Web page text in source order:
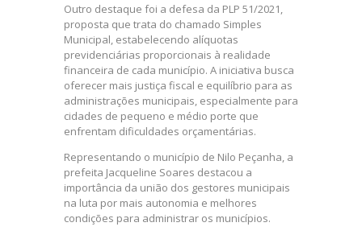
Outro destaque foi a defesa da PLP 51/2021,
proposta que trata do chamado Simples
Municipal, estabelecendo alíquotas
previdenciárias proporcionais à realidade
financeira de cada município. A iniciativa busca
oferecer mais justiça fiscal e equilíbrio para as
administrações municipais, especialmente para
cidades de pequeno e médio porte que
enfrentam dificuldades orçamentárias.
Representando o município de Nilo Peçanha, a
prefeita Jacqueline Soares destacou a
importância da união dos gestores municipais
na luta por mais autonomia e melhores
condições para administrar os municípios.